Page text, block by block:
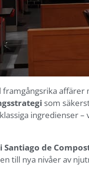
som
ingredienser
de
till nya nivåer av